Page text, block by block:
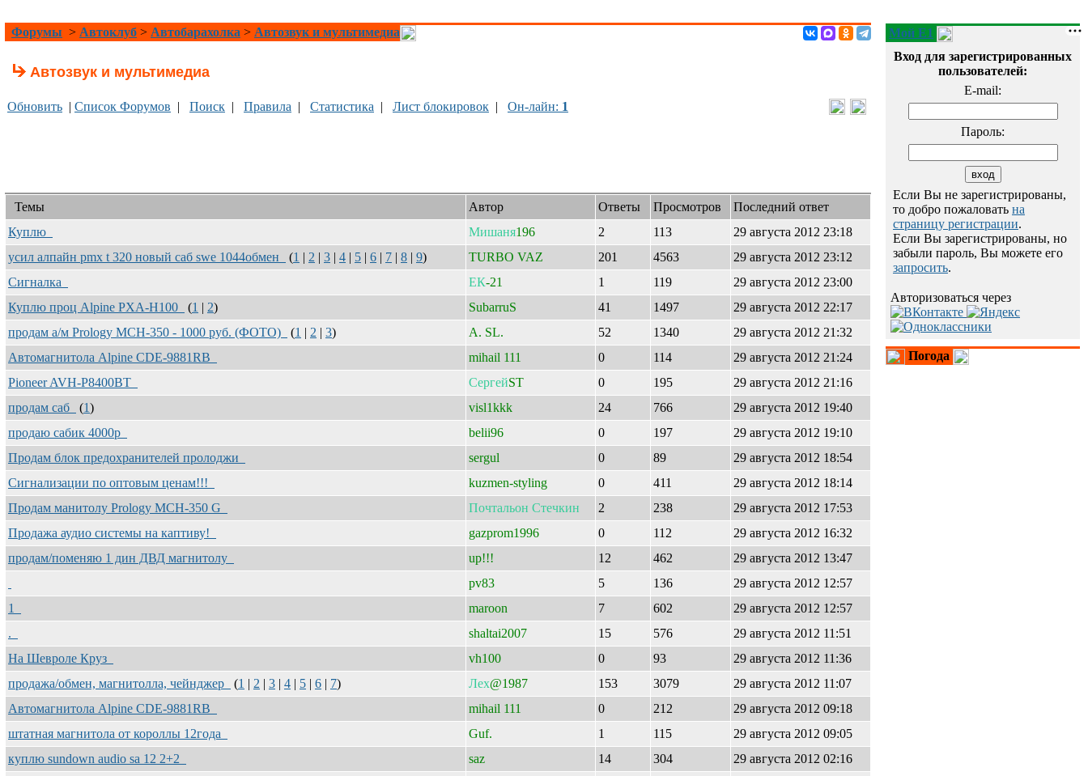
Форумы > Автоклуб > Автобарахолка > Автозвук и мультимедиа
Автозвук и мультимедиа
Обновить | Список Форумов | Поиск | Правила | Статистика | Лист блокировок | Он-лайн: 1
Темы Автор Ответы Просмотров
Последний ответ
Куплю
Мишаня196 2 113
29 августа 2012 23:18
усил алпайн pmx t 320 новый саб swe 1044обмен
(1 | 2 | 3 | 4 | 5 | 6 | 7 | 8 | 9) TURBO VAZ 201 4563
29 августа 2012 23:12
Сигналка
ЕК-21 1 119
29 августа 2012 23:00
Куплю проц Alpine PXA-H100
(1 | 2) SubarruS 41 1497
29 августа 2012 22:17
продам а/м Prology MCH-350 - 1000 руб. (ФОТО)
(1 | 2 | 3) A. SL. 52 1340
29 августа 2012 21:32
Автомагнитола Alpine CDE-9881RB
mihail 111 0 114
29 августа 2012 21:24
Pioneer AVH-P8400BT
СергейST 0 195
29 августа 2012 21:16
продам саб
(1) visl1kkk 24 766
29 августа 2012 19:40
продаю сабик 4000р
belii96 0 197
29 августа 2012 19:10
Продам блок предохранителей пролоджи
sergul 0 89
29 августа 2012 18:54
Cигнализации по оптовым ценам!!!
kuzmen-styling 0 411
29 августа 2012 18:14
Продам манитолу Prology MCH-350 G
Почтальон Стечкин 2 238
29 августа 2012 17:53
Продажа аудио системы на каптиву!
gazprom1996 0 112
29 августа 2012 16:32
продам/поменяю 1 дин ДВД магнитолу
up!!! 12 462
29 августа 2012 13:47
pv83
5 136
29 августа 2012 12:57
1
maroon 7 602
29 августа 2012 12:57
.
shaltai2007 15 576
29 августа 2012 11:51
На Шевроле Круз
vh100 0 93
29 августа 2012 11:36
продажа/обмен, магнитолла, чейнджер
(1 | 2 | 3 | 4 | 5 | 6 | 7) Лех@1987 153 3079
29 августа 2012 11:07
Автомагнитола Alpine CDE-9881RB
mihail 111 0 212
29 августа 2012 09:18
штатная магнитола от короллы 12года
Guf. 1 115
29 августа 2012 09:05
куплю sundown audio sa 12 2+2
saz 14 304
29 августа 2012 02:16
Мой E1
Вход для зарегистрированных
пользователей:
E-mail:
Пароль:
Если Вы не зарегистрированы,
то добро пожаловать на
страницу регистрации.
Если Вы зарегистрированы, но
забыли пароль, Вы можете его
запросить.
Авторизоваться через
Погода